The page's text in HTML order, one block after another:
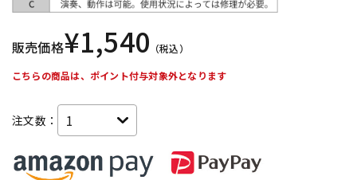
販売価格¥1,540 （税込）
こちらの商品は、ポイント付与対象外となります
注文数：